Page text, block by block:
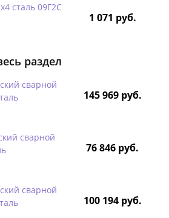
сталь 09Г2С
1 071 руб.
раздел
сварной
145 969 руб.
сварной
76 846 руб.
сварной
100 194 руб.